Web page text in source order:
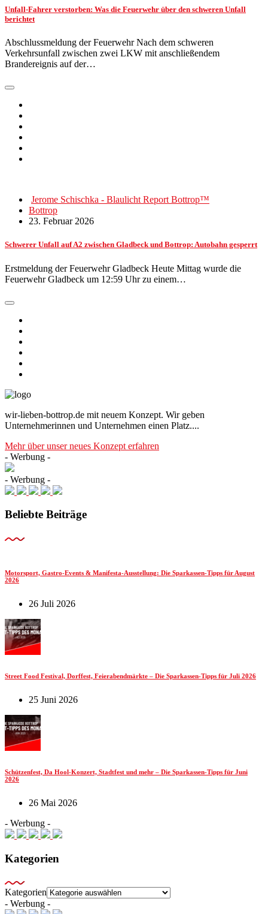
Unfall-Fahrer verstorben: Was die Feuerwehr über den schweren Unfall
berichtet
Abschlussmeldung der Feuerwehr Nach dem schweren
Verkehrsunfall zwischen zwei LKW mit anschließendem
Brandereignis auf der…
Jerome Schischka - Blaulicht Report Bottrop™
Bottrop
23. Februar 2026
Schwerer Unfall auf A2 zwischen Gladbeck und Bottrop: Autobahn gesperrt
Erstmeldung der Feuerwehr Gladbeck Heute Mittag wurde die
Feuerwehr Gladbeck um 12:59 Uhr zu einem…
wir-lieben-bottrop.de mit neuem Konzept. Wir geben
Unternehmerinnen und Unternehmen einen Platz....
Mehr über unser neues Konzept erfahren
- Werbung -
- Werbung -
Beliebte Beiträge
Motorsport, Gastro-Events & Manifesta-Ausstellung: Die Sparkassen-Tipps für August
2026
26 Juli 2026
Street Food Festival, Dorffest, Feierabendmärkte – Die Sparkassen-Tipps für Juli 2026
25 Juni 2026
Schützenfest, Da Hool-Konzert, Stadtfest und mehr – Die Sparkassen-Tipps für Juni
2026
26 Mai 2026
- Werbung -
Kategorien
Kategorien
- Werbung -